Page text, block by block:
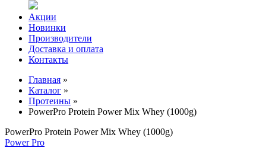
Акции
Новинки
Производители
Доставка и оплата
Контакты
Главная »
Каталог »
Протеины »
PowerPro Protein Power Mix Whey (1000g)
PowerPro Protein Power Mix Whey (1000g)
Power Pro